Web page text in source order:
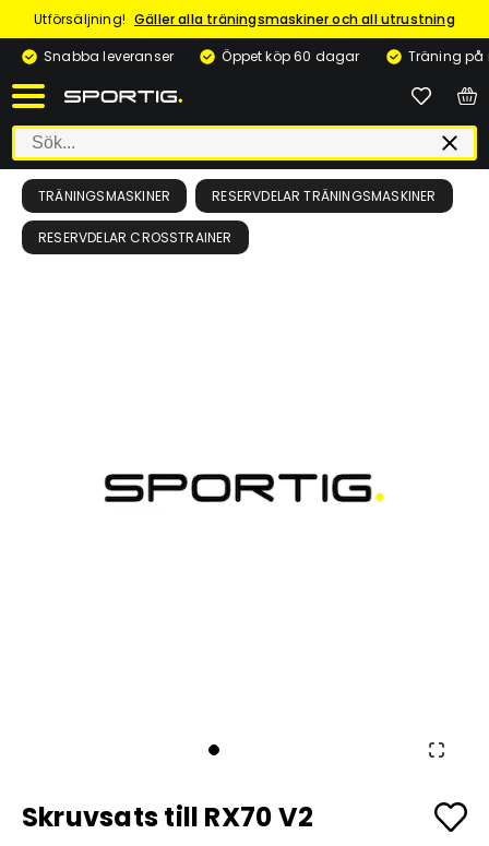
Utförsäljning! Gäller alla träningsmaskiner och all utrustning
Snabba leveranser
Öppet köp 60 dagar Träning på
TRÄNINGSMASKINER RESERVDELAR TRÄNINGSMASKINER
RESERVDELAR CROSSTRAINER
Skruvsats till RX70 V2